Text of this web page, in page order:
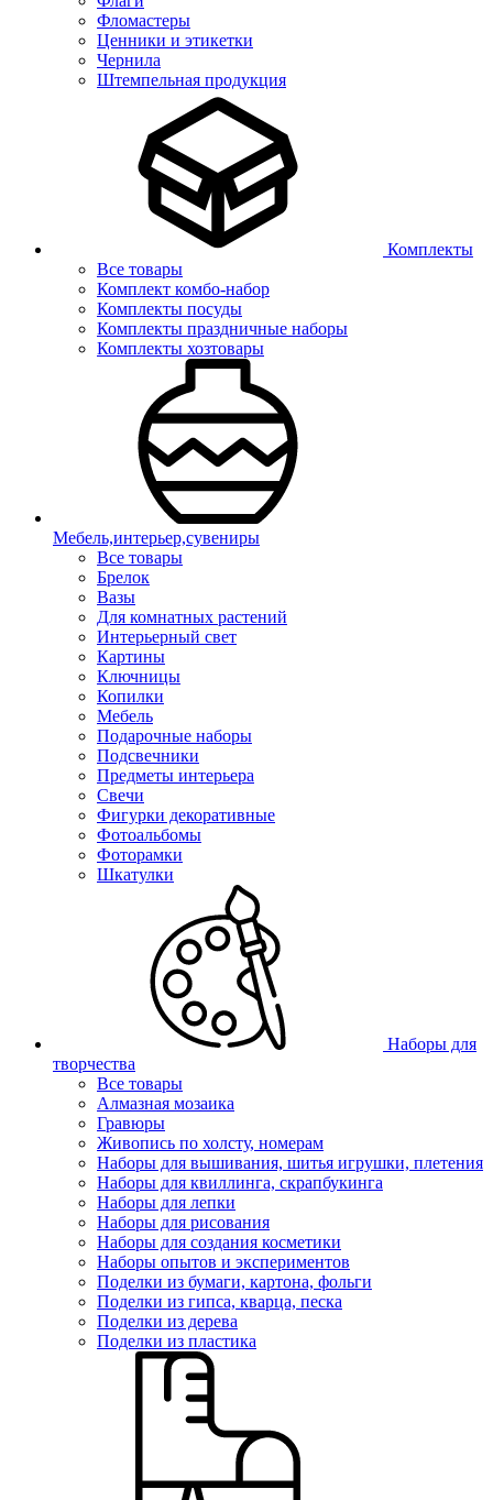
Фломастеры
Ценники и этикетки
Чернила
Штемпельная продукция
Комплекты
Все товары
Комплект комбо-набор
Комплекты посуды
Комплекты праздничные наборы
Комплекты хозтовары
Мебель,интерьер,сувениры
Все товары
Брелок
Вазы
Для комнатных растений
Интерьерный свет
Картины
Ключницы
Копилки
Мебель
Подарочные наборы
Подсвечники
Предметы интерьера
Свечи
Фигурки декоративные
Фотоальбомы
Фоторамки
Шкатулки
Наборы для
творчества
Все товары
Алмазная мозаика
Гравюры
Живопись по холсту, номерам
Наборы для вышивания, шитья игрушки, плетения
Наборы для квиллинга, скрапбукинга
Наборы для лепки
Наборы для рисования
Наборы для создания косметики
Наборы опытов и экспериментов
Поделки из бумаги, картона, фольги
Поделки из гипса, кварца, песка
Поделки из дерева
Поделки из пластика